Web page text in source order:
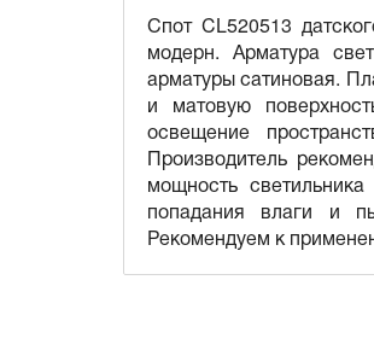
Спот CL520513
модерн. Арматура
арматуры сатиновая.
и матовую
освещение
Производитель
мощность
попадания влаги и
Рекомендуем к